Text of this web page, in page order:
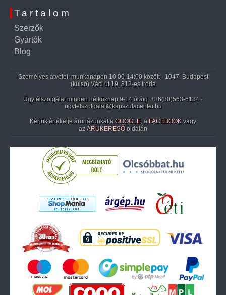
Tartalom
Szerzők
Gyártók
Blog
Személyes átvétel: munkanapon 10:00-14:00 között · 1047, Budapest
(külső) Váci út 19. 312-es iroda
Ügyfélszolgálat minden hétköznap 9-14 óráig: +36(30)563-6134 ·
ugyfelszolgalat@kapszulacenter.hu
Kérjük értékelje áruházunkat a GOOGLE, a FACEBOOK vagy
az ÁRUKERESŐ oldalán